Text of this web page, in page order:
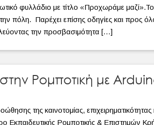
φυλλάδιο με τίτλο «Προχωράμε
πόλη. Παρέχει επίσης οδηγίες και προς
την προσβασιμότητα […]
Ρομποτική με
της καινοτομίας,
Εκπαιδευτικής Ρομποτικής & Επιστημών